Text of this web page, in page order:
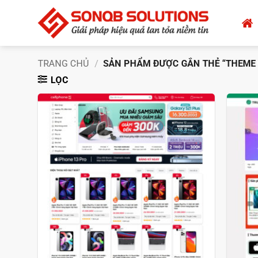
TRANG CHỦ / SẢN PHẨM ĐƯỢC GẮN THẺ
LỌC